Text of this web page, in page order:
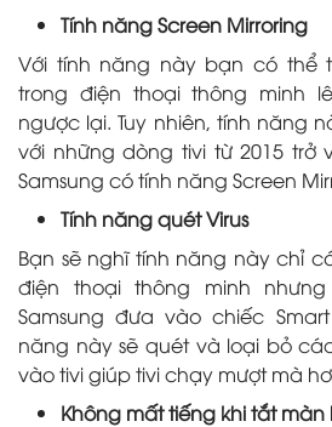
Tính năng Screen Mirroring
Với tính năng này bạn có thể
trong điện thoại thông minh
ngược lại. Tuy nhiên, tính năng
với những dòng tivi từ 2015 trở
Samsung có tính năng Screen
Tính năng quét Virus
Bạn sẽ nghĩ tính năng này chỉ
điện thoại thông minh
Samsung đưa vào chiếc
năng này sẽ quét và loại bỏ
vào tivi giúp tivi chạy mượt mà
Không mất tiếng khi tắt màn